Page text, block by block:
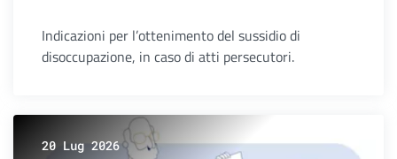
Indicazioni per l’ottenimento del sussidio di
disoccupazione, in caso di atti persecutori.
20 Lug 2026